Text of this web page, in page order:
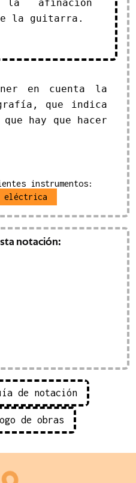
afinación
de la guitarra.
en cuenta la
que indica
hay que hacer
instrumentos:
eléctrica
notación:
de notación
de obras